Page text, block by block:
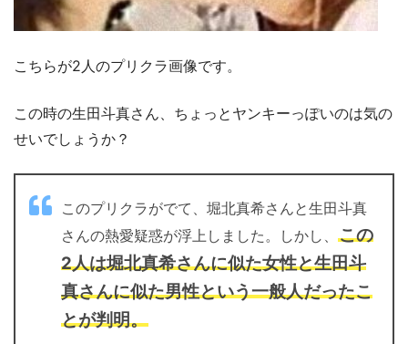
こちらが2人のプリクラ画像です。
この時の生田斗真さん、ちょっとヤンキーっぽいのは気の
せいでしょうか？
このプリクラがでて、堀北真希さんと生田斗真
さんの熱愛疑惑が浮上しました。しかし、 この
2人は堀北真希さんに似た女性と生田斗
真さんに似た男性という一般人だったこ
とが判明。